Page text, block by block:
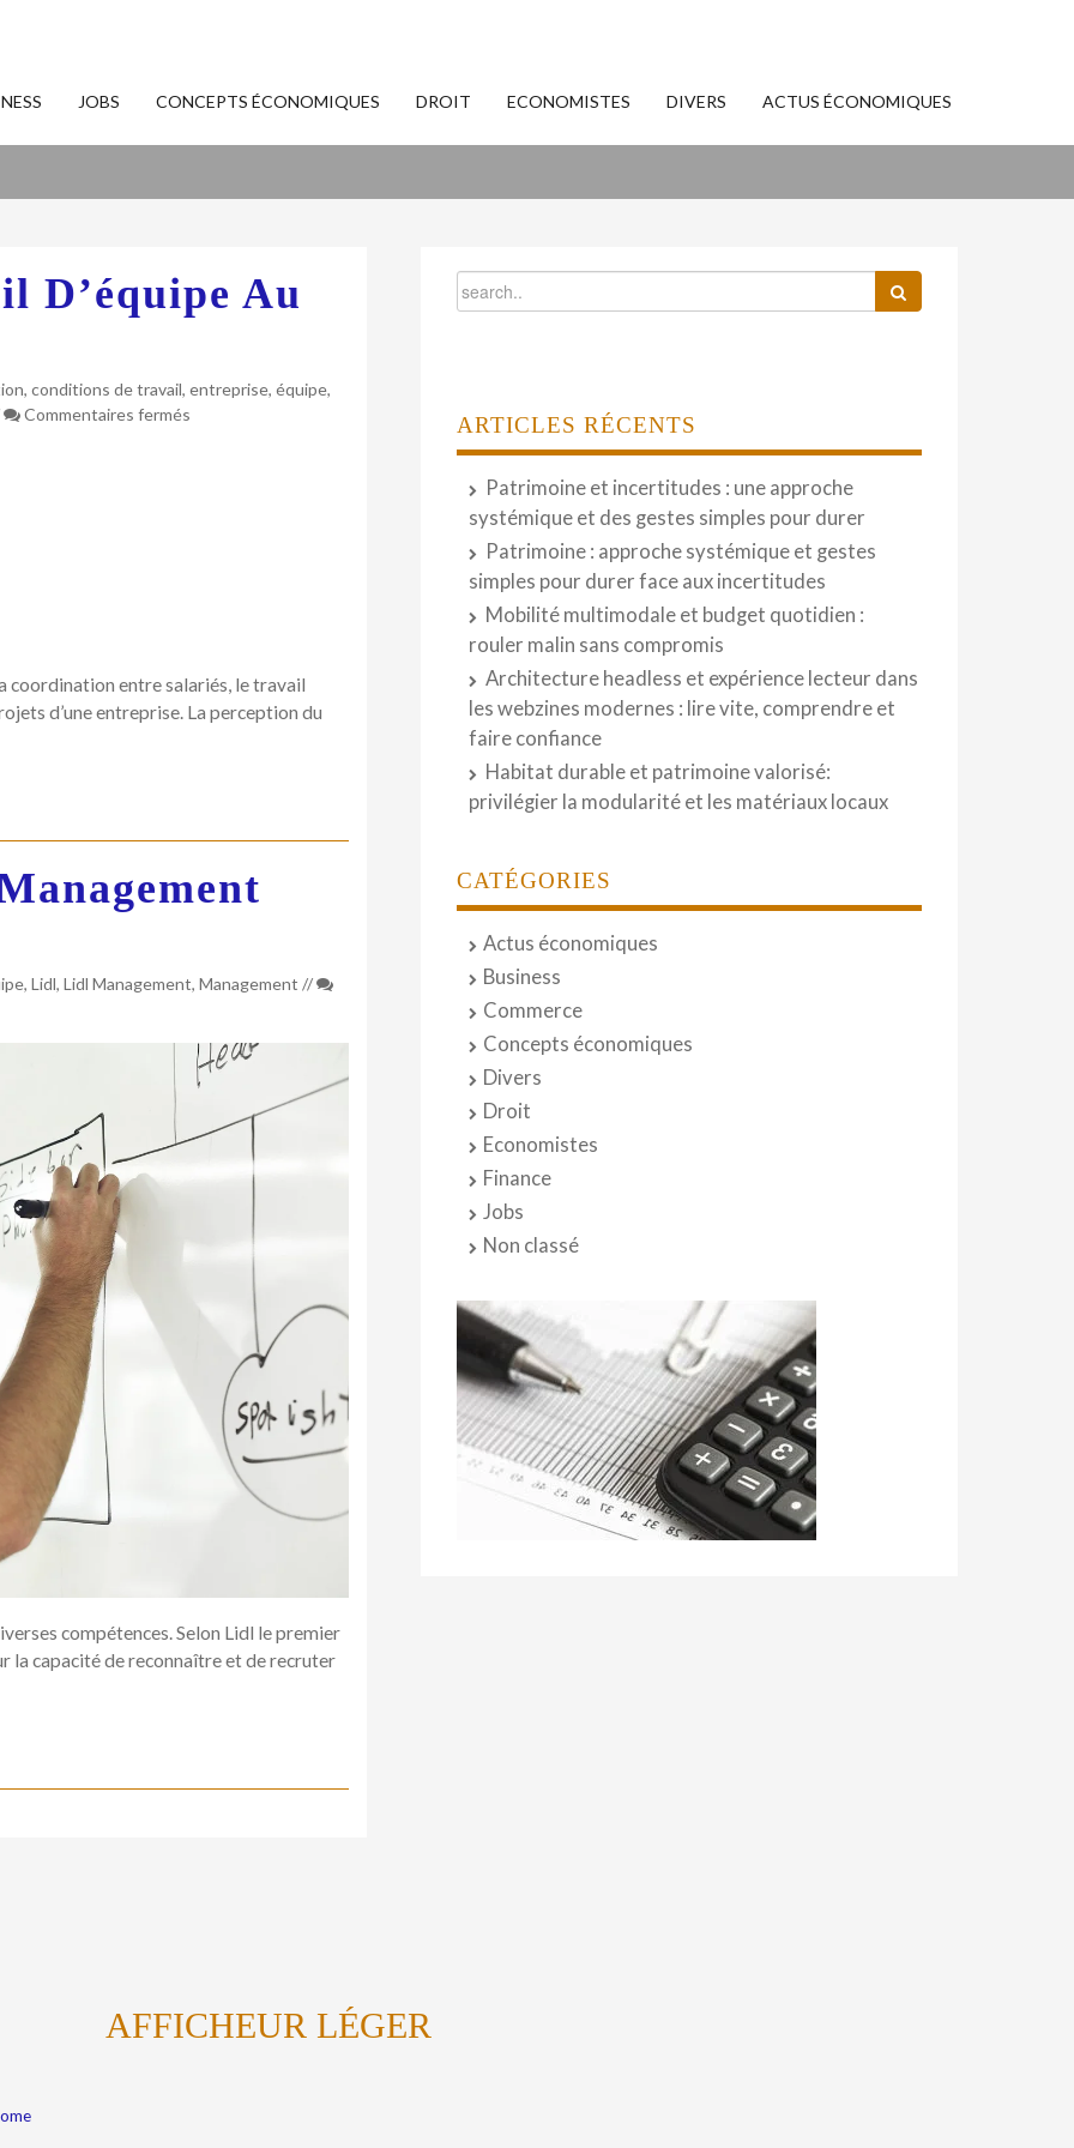
JOBS CONCEPTS ÉCONOMIQUES DROIT ECONOMISTES DIVERS ACTUS ÉCONOMIQUES
D’équipe Au
, conditions de travail, entreprise, équipe,
Commentaires fermés
coordination entre salariés, le travail
d’une entreprise. La perception du
, Lidl, Lidl Management, Management //
compétences. Selon Lidl le premier
la capacité de reconnaître et de recruter
ARTICLES RÉCENTS
Patrimoine et incertitudes : une approche
systémique et des gestes simples pour durer
Patrimoine : approche systémique et gestes
simples pour durer face aux incertitudes
Mobilité multimodale et budget quotidien :
rouler malin sans compromis
Architecture headless et expérience lecteur dans
les webzines modernes : lire vite, comprendre et
faire confiance
Habitat durable et patrimoine valorisé:
privilégier la modularité et les matériaux locaux
CATÉGORIES
Actus économiques
Business
Commerce
Concepts économiques
Divers
Droit
Economistes
Finance
Jobs
Non classé
AFFICHEUR LÉGER